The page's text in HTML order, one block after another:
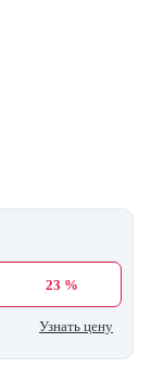
23 %
Узнать цену